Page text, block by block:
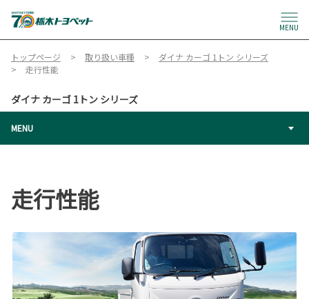
MENU
トップページ 取り扱い車種
ダイナ カーゴ 1トン シリーズ
走行性能
ダイナ カーゴ 1トン シリーズ
MENU
走行性能